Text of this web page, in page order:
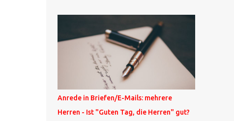
besagt: "Lieber Blogeintrag, ich habe einen
Kommentar zu dir geschrieben, aber nicht
bei dir in den Kommentaren sondern in
meinem Blog. Bitte vermerke das doch,
damit deine Leser auch mal vorbeischauen,
was ich zu deinem Inhalt zu sagen hatte."
Diese Nachrichtenfunktion wird
'angestoßen' in dem 'mein' Blog an die
'TrackbackURL' des Anderen einen 'Ping'
Anrede in Briefen/E-Mails: mehrere
Herren - Ist "Guten Tag, die Herren" gut?